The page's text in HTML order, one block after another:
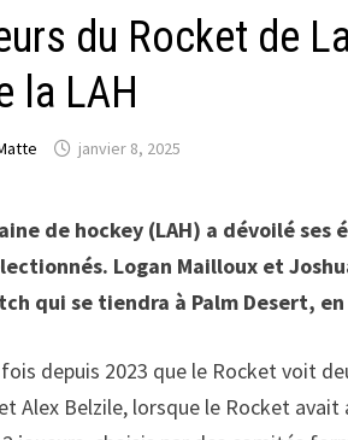
du Rocket de
la LAH
janvier 8, 2025
de hockey (LAH) a dévoilé
Logan Mailloux et
qui se tiendra à Palm Desert,
fois depuis 2023 que le Rocket voit
Alex Belzile, lorsque le Rocket